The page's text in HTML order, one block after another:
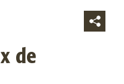
de